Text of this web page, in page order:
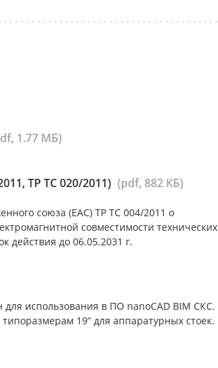
1.77 МБ)
ТР ТС 020/2011) (pdf, 882 КБ)
союза (ЕАС) ТР ТС 004/2011 о
совместимости технических
действия до 06.05.2031 г.
использования в ПО nanoCAD BIM СКС.
19” для аппаратурных стоек.